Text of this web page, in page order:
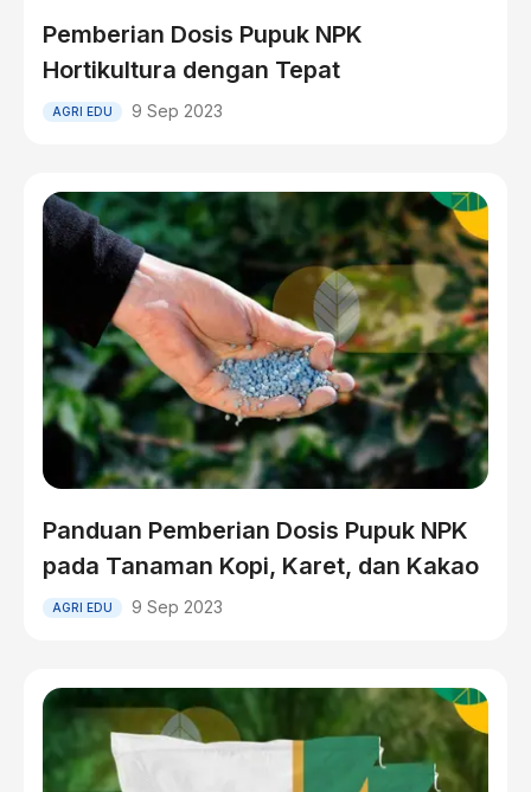
Pemberian Dosis Pupuk NPK
Hortikultura dengan Tepat
AGRI EDU 9 Sep 2023
Panduan Pemberian Dosis Pupuk NPK
pada Tanaman Kopi, Karet, dan Kakao
AGRI EDU 9 Sep 2023